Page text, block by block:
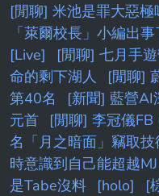
[閒聊] 米池是罪大惡極
「萊爾校長」小編出
[Live]
[閒聊] 七月手
命的剩下湖人
[閒聊]
第40名
[新聞] 藍營AI
元首
[閒聊] 李冠儀FB
名「月之暗面」竊取
時意識到自己能超越MJ
是Tabe沒料
[holo] [